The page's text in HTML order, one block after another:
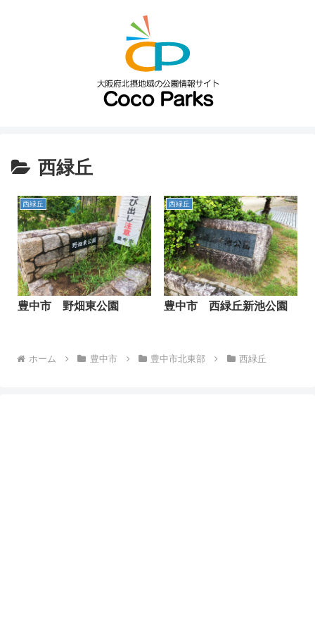
西緑丘
西緑丘
豊中市 野畑東公園
西緑丘
豊中市 西緑丘新池公園
ホーム 豊中市 豊中市北東部 西緑丘